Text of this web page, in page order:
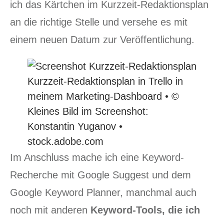
ich das Kärtchen im Kurzzeit-Redaktionsplan
an die richtige Stelle und versehe es mit
einem neuen Datum zur Veröffentlichung.
Kurzzeit-Redaktionsplan in Trello in
meinem Marketing-Dashboard • ©
Kleines Bild im Screenshot:
Konstantin Yuganov •
stock.adobe.com
Im Anschluss mache ich eine Keyword-
Recherche mit Google Suggest und dem
Google Keyword Planner, manchmal auch
noch mit anderen Keyword-Tools, die ich